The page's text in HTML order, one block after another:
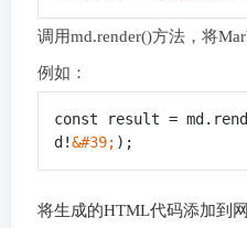
调用md.render()方法，将
例如：
const result =
d!&#39; );
将生成的HTML代码添加到